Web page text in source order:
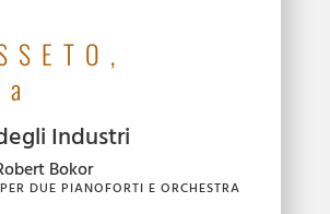
Industri
Bokor
DUE PIANOFORTI E ORCHESTRA